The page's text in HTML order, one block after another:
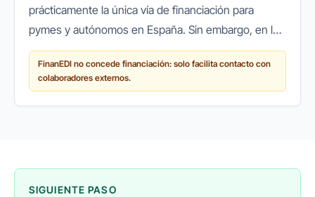
prácticamente la única vía de financiación para
pymes y autónomos en España. Sin embargo, en los
últimos años ha surgido un cambio de paradigma:
cada vez más empresas recurren a...
FinanEDI no concede financiación: solo facilita contacto con
colaboradores externos.
SIGUIENTE PASO